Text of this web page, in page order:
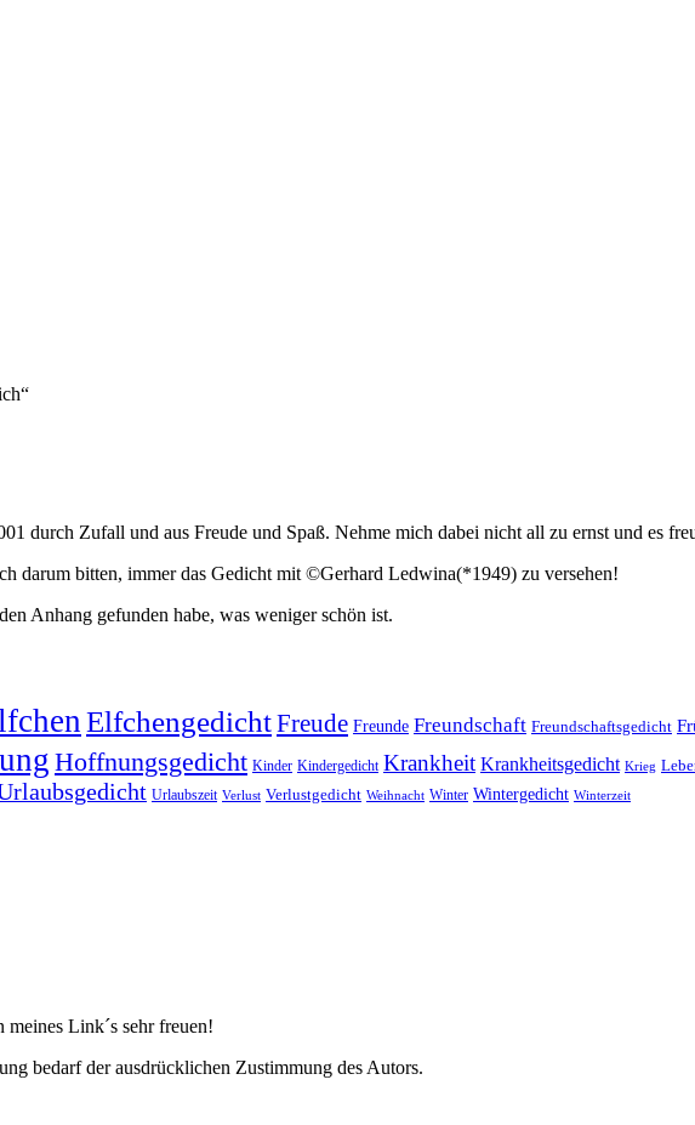
durch Zufall und aus Freude und Spaß. Nehme mich dabei nicht all zu ernst und es
darum bitten, immer das Gedicht mit ©Gerhard Ledwina(*1949) zu versehen!
Anhang gefunden habe, was weniger schön ist.
ElfchengedichtFreude Freunde Freundschaft Freundschaftsgedicht
Hoffnungsgedicht Kinder Kindergedicht Krankheit Krankheitsgedicht Krieg
Urlaubszeit Verlust Verlustgedicht Weihnacht Winter Wintergedicht Winterzeit
Link´s sehr freuen!
bedarf der ausdrücklichen Zustimmung des Autors.